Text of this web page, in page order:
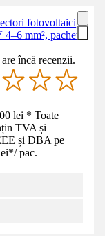
fotovoltaici
mm², pachet
încă recenzii.
lei * Toate
TVA și
și DBA pe
*/ pac.